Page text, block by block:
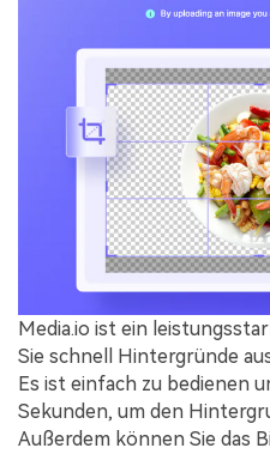
Media.io ist ein
Sie schnell Hintergründe
Es ist einfach zu bedienen
Sekunden, um den
Außerdem können Sie das